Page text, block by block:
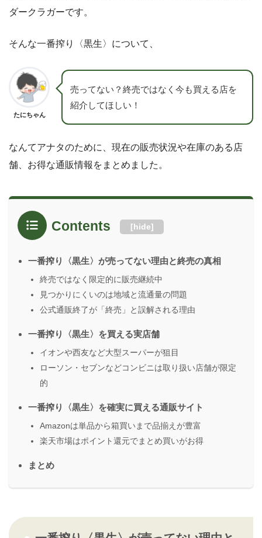
ダークラガーです。
そんな一番搾り〈黒生〉について、
たにちゃん
売ってない？終売ではなく今も買える店を
紹介してほしい！
なんてアナタのために、現在の販売状況や在庫のある店
舗、お得な通販情報をまとめました。
Contents [hide]
一番搾り〈黒生〉が売ってない理由と終売の真相
終売ではなく限定的に販売継続中
見つかりにくいのは地域と流通量の問題
公式通販終了が「終売」と誤解される理由
一番搾り〈黒生〉を買える実店舗
イオンや西友など大型スーパーが狙目
ローソン・セブンなどコンビニは取り扱い店舗が限定
的
一番搾り〈黒生〉を確実に買える通販サイト
Amazonは単品から箱買いまで品揃えが豊富
楽天市場はポイント還元でまとめ買いがお得
まとめ